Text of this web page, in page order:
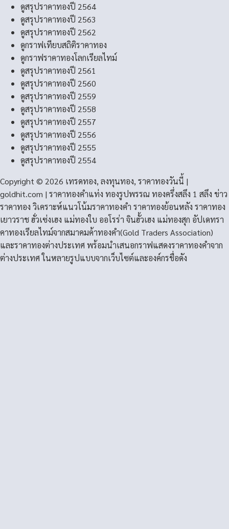
ดูสรุปราคาทองปี 2564
ดูสรุปราคาทองปี 2563
ดูสรุปราคาทองปี 2562
ดูกราฟเทียบสถิติราคาทอง
ดูกราฟราคาทองโลกเรียลไทม์
ดูสรุปราคาทองปี 2561
ดูสรุปราคาทองปี 2560
ดูสรุปราคาทองปี 2559
ดูสรุปราคาทองปี 2558
ดูสรุปราคาทองปี 2557
ดูสรุปราคาทองปี 2556
ดูสรุปราคาทองปี 2555
ดูสรุปราคาทองปี 2554
Copyright © 2026 เทรดทอง, ลงทุนทอง, ราคาทองวันนี้ |
goldhit.com | ราคาทองคําแท่ง ทองรูปพรรณ ทองครึ่งสลึง 1 สลึง ข่าว
ราคาทอง วิเคราะห์แนวโน้มราคาทองคํา ราคาทองย้อนหลัง ราคาทอง
เยาวราช ฮั่วเซ่งเฮง แม่ทองใบ ออโรร่า จินฮั้วเฮง แม่ทองสุก อัปเดทรา
คาทองเรียลไทม์จากสมาคมค้าทองคำ(Gold Traders Association)
และราคาทองต่างประเทศ พร้อมนำเสนอกราฟแสดงราคาทองคำจาก
ต่างประเทศ ในหลายรูปแบบจากเว็บไซต์และองค์กรชื่อดัง